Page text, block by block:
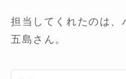
担当してくれたのは、
五島さん。